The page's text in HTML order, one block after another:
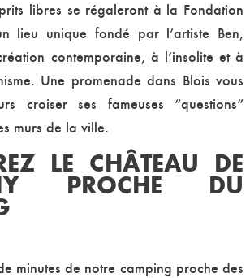
libres se régaleront à la Fondation
lieu unique fondé par l’artiste Ben,
contemporaine, à l’insolite et à
Une promenade dans Blois vous
croiser ses fameuses “questions”
murs de la ville.
LE CHÂTEAU DE
PROCHE DU
minutes de notre camping proche des